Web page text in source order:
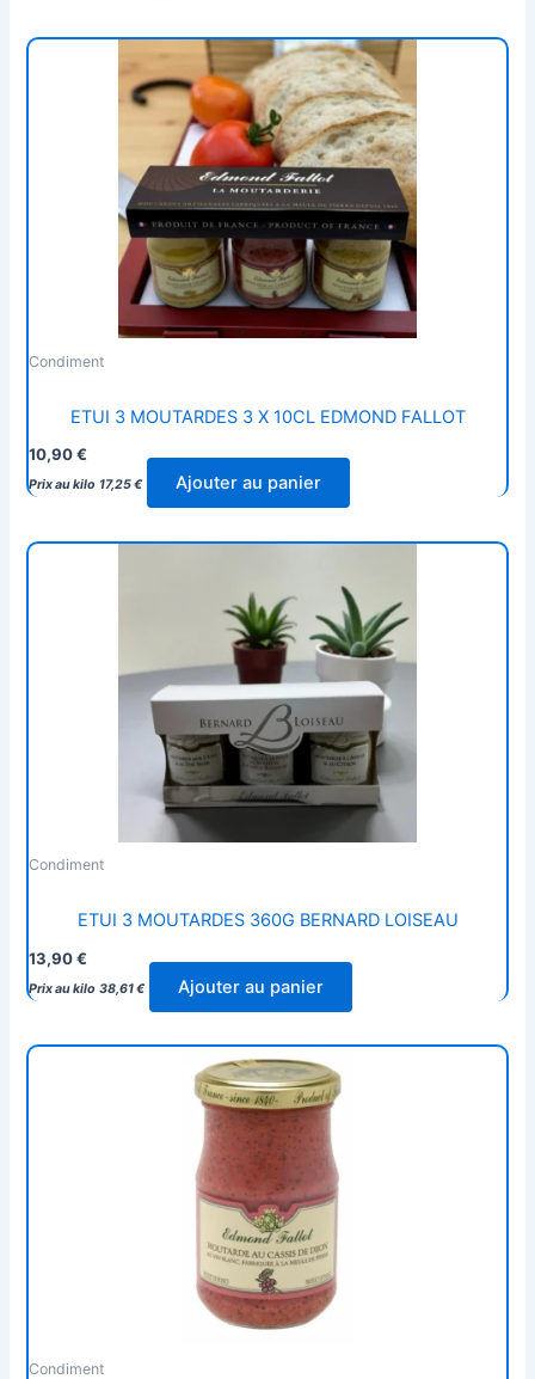
Condiment
ETUI 3 MOUTARDES 3 X 10CL EDMOND FALLOT
10,90€
Prix au kilo 17,25€ Ajouter au panier
Condiment
ETUI 3 MOUTARDES 360G BERNARD LOISEAU
13,90€
Prix au kilo 38,61€ Ajouter au panier
Condiment